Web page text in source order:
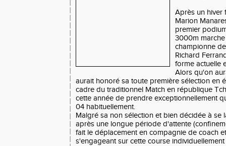
Après un hiver
Marion
premier
3000m
championne
Richard
forme actuelle
Alors qu'on
aurait honoré sa toute première sélection en
cadre du traditionnel Match en république
cette année de prendre exceptionnellement
04 habituellement.
Malgré sa non sélection et bien décidée à se
après une longue période d'attente
fait le déplacement en compagnie de coach
s'engageant sur cette course